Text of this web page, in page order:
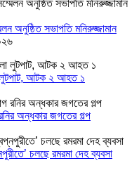
অনুষ্ঠিত সভাপতি মনিরুজ্জামান
লুটপাট, আটক ২ আহত ১
অন্ধকার জগতের গল্প
চলছে রমরমা দেহ ব্যবসা